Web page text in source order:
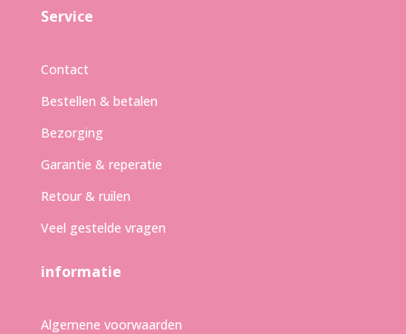
Service
Contact
Bestellen & betalen
Bezorging
Garantie & reperatie
Retour & ruilen
Veel gestelde vragen
informatie
Algemene voorwaarden